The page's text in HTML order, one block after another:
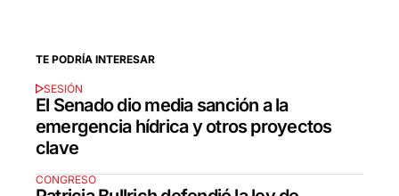
TE PODRÍA INTERESAR
SESIÓN
El Senado dio media sanción a la
emergencia hídrica y otros proyectos
clave
CONGRESO